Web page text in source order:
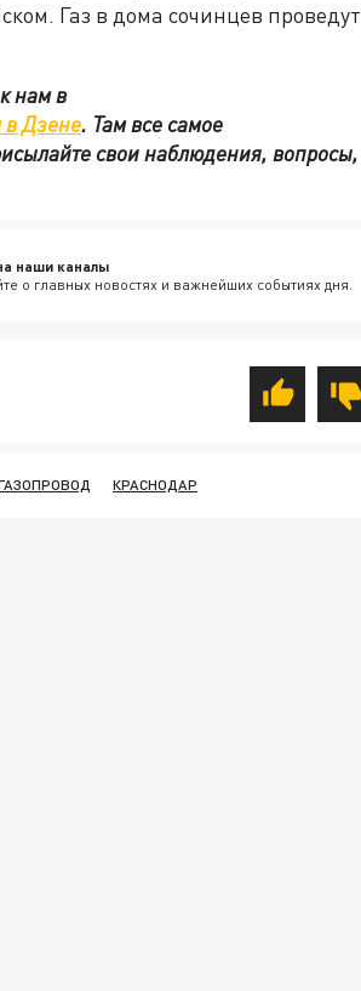
Газ в дома сочинцев проведут
нам в
в Дзене. Там все самое
свои наблюдения, вопросы,
наши каналы
о главных новостях и важнейших событиях дня.
КРАСНОДАР